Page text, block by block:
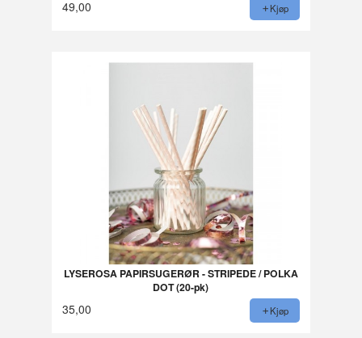
49,00 Kjøp
LYSEROSA PAPIRSUGERØR - STRIPEDE / POLKA
DOT (20-pk)
35,00 Kjøp